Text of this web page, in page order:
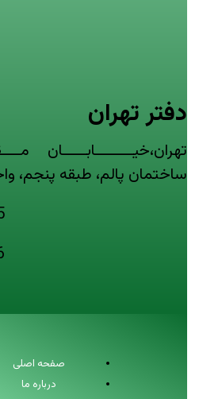
دفتر تهران
تهران،خیــــــــابـــــان
ساختمان پالم، طبقه پنجم، واحد
صفحه اصلی
درباره ما